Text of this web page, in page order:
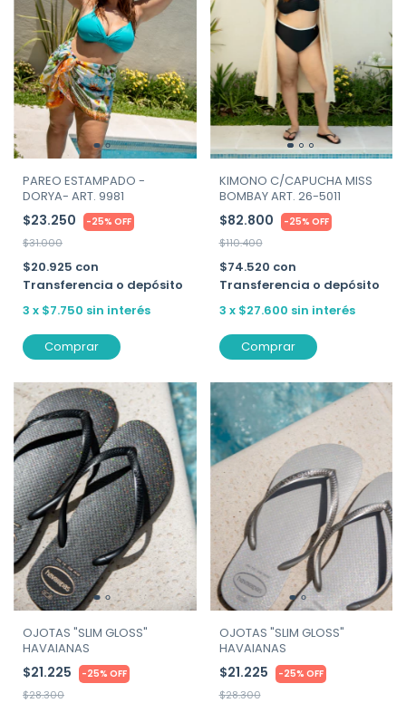
PAREO ESTAMPADO -
DORYA- ART. 9981
$23.250 -25% OFF
$31.000
$20.925 con
Transferencia o depósito
3 x $7.750 sin interés
Comprar
KIMONO C/CAPUCHA MISS
BOMBAY ART. 26-5011
$82.800 -25% OFF
$110.400
$74.520 con
Transferencia o depósito
3 x $27.600 sin interés
Comprar
OJOTAS "SLIM GLOSS"
HAVAIANAS
$21.225 -25% OFF
$28.300
OJOTAS "SLIM GLOSS"
HAVAIANAS
$21.225 -25% OFF
$28.300